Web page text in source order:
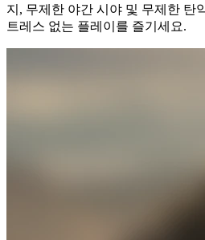
지, 무제한 야간 시야 및 무제한 탄
트레스 없는 플레이를 즐기세요.